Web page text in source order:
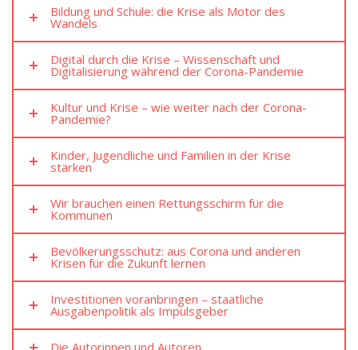
Bildung und Schule: die Krise als Motor des
Wandels
Digital durch die Krise – Wissenschaft und
Digitalisierung während der Corona-Pandemie
Kultur und Krise – wie weiter nach der Corona-
Pandemie?
Kinder, Jugendliche und Familien in der Krise
stärken
Wir brauchen einen Rettungsschirm für die
Kommunen
Bevölkerungsschutz: aus Corona und anderen
Krisen für die Zukunft lernen
Investitionen voranbringen – staatliche
Ausgabenpolitik als Impulsgeber